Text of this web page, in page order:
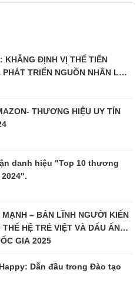
KHẲNG ĐỊNH VỊ THẾ TIÊN
TRIỂN NGUỒN NHÂN LỰC
UY TÍN
danh hiệu "Top 10 thương
– BẢN LĨNH NGƯỜI KIẾN
HỆ TRẺ VIỆT VÀ DẤU ẤN
GIA 2025
Dẫn đầu trong Đào tạo